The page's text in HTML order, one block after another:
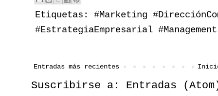
Etiquetas: #Marketing
#EstrategiaEmpresarial
Entradas más recientes
Suscribirse a: Entradas